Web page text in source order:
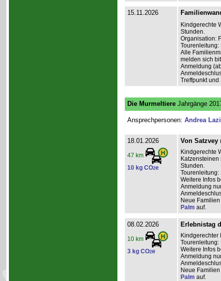
15.11.2026
Kindgerechte
Stunden.
Organisation:
Tourenleitung:
Alle
melden sich
Anmeldung
Treffpunkt und
Die MurmeltiereJahrgänge
Ansprechpersonen: Andrea
18.01.2026
47 km
10 kg CO2e
Von Satzvey
Kindgerechte
Stunden.
Tourenleitung:
Weitere Infos
Anmeldung
Neue
Palm auf.
08.02.2026
10 km
3 kg CO2e
Erlebnistag
Kindgerechter
Tourenleitung:
Weitere Infos
Anmeldung
Neue
Palm auf.